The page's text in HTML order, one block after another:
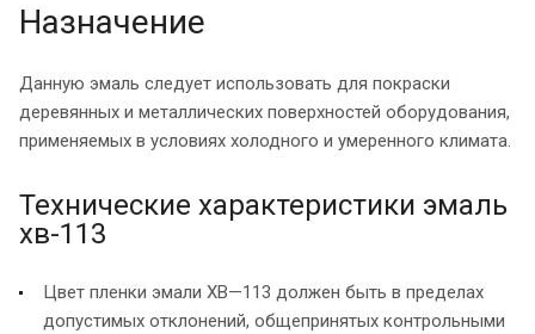
Назначение
Данную эмаль следует использовать для покраски
деревянных и металлических поверхностей оборудования,
применяемых в условиях холодного и умеренного климата.
Технические характеристики эмаль
хв-113
Цвет пленки эмали ХВ—113 должен быть в пределах
допустимых отклонений, общепринятых контрольными